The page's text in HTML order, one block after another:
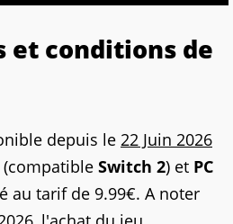
et conditions de
depuis le 22 Juin 2026
(compatible Switch 2) et PC
au tarif de 9.99€. A noter